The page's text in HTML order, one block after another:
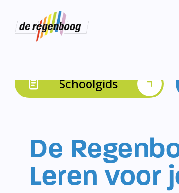
Schoolgids
De
Leren voor